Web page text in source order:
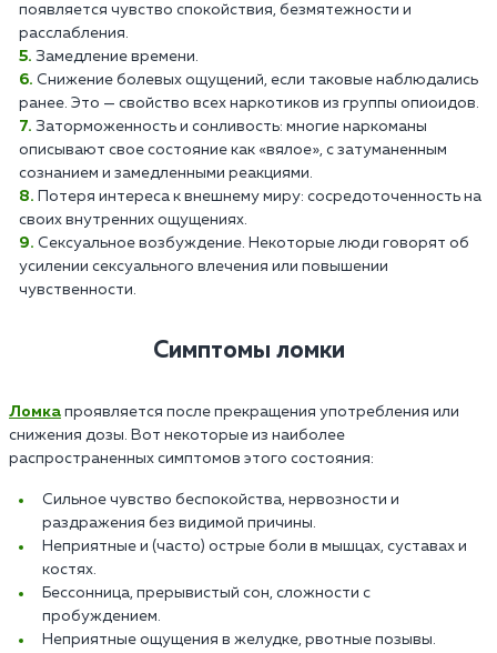
появляется чувство спокойствия, безмятежности и
расслабления.
Замедление времени.
Снижение болевых ощущений, если таковые наблюдались
ранее. Это — свойство всех наркотиков из группы опиоидов.
Заторможенность и сонливость: многие наркоманы
описывают свое состояние как «вялое», с затуманенным
сознанием и замедленными реакциями.
Потеря интереса к внешнему миру: сосредоточенность на
своих внутренних ощущениях.
Сексуальное возбуждение. Некоторые люди говорят об
усилении сексуального влечения или повышении
чувственности.
Симптомы ломки
Ломка проявляется после прекращения употребления или
снижения дозы. Вот некоторые из наиболее
распространенных симптомов этого состояния:
Сильное чувство беспокойства, нервозности и
раздражения без видимой причины.
Неприятные и (часто) острые боли в мышцах, суставах и
костях.
Бессонница, прерывистый сон, сложности с
пробуждением.
Неприятные ощущения в желудке, рвотные позывы.